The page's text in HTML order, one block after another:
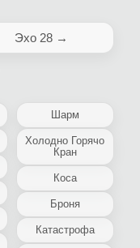
Эхо 28 →
Шарм
Холодно Горячо
Кран
Коса
Броня
Катастрофа